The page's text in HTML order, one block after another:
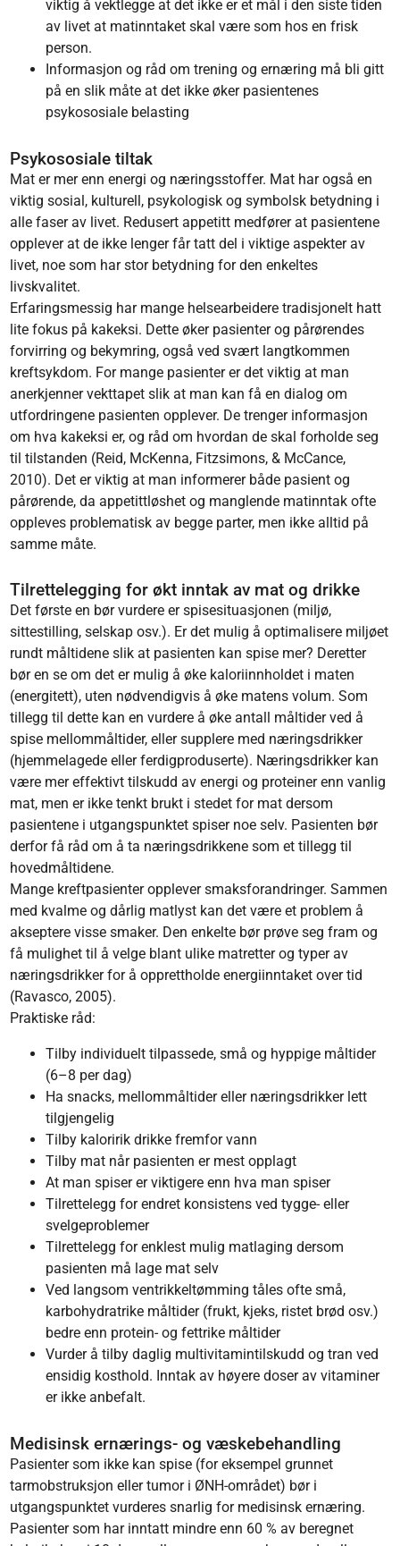
viktig å vektlegge at det ikke er et mål i den siste tiden
av livet at matinntaket skal være som hos en frisk
person.
Informasjon og råd om trening og ernæring må bli gitt
på en slik måte at det ikke øker pasientenes
psykososiale belasting
Psykososiale tiltak
Mat er mer enn energi og næringsstoffer. Mat har også en
viktig sosial, kulturell, psykologisk og symbolsk betydning i
alle faser av livet. Redusert appetitt medfører at pasientene
opplever at de ikke lenger får tatt del i viktige aspekter av
livet, noe som har stor betydning for den enkeltes
livskvalitet.
Erfaringsmessig har mange helsearbeidere tradisjonelt hatt
lite fokus på kakeksi. Dette øker pasienter og pårørendes
forvirring og bekymring, også ved svært langtkommen
kreftsykdom. For mange pasienter er det viktig at man
anerkjenner vekttapet slik at man kan få en dialog om
utfordringene pasienten opplever. De trenger informasjon
om hva kakeksi er, og råd om hvordan de skal forholde seg
til tilstanden (Reid, McKenna, Fitzsimons, & McCance,
2010). Det er viktig at man informerer både pasient og
pårørende, da appetittløshet og manglende matinntak ofte
oppleves problematisk av begge parter, men ikke alltid på
samme måte.
Tilrettelegging for økt inntak av mat og drikke
Det første en bør vurdere er spisesituasjonen (miljø,
sittestilling, selskap osv.). Er det mulig å optimalisere miljøet
rundt måltidene slik at pasienten kan spise mer? Deretter
bør en se om det er mulig å øke kaloriinnholdet i maten
(energitett), uten nødvendigvis å øke matens volum. Som
tillegg til dette kan en vurdere å øke antall måltider ved å
spise mellommåltider, eller supplere med næringsdrikker
(hjemmelagede eller ferdigproduserte). Næringsdrikker kan
være mer effektivt tilskudd av energi og proteiner enn vanlig
mat, men er ikke tenkt brukt i stedet for mat dersom
pasientene i utgangspunktet spiser noe selv. Pasienten bør
derfor få råd om å ta næringsdrikkene som et tillegg til
hovedmåltidene.
Mange kreftpasienter opplever smaksforandringer. Sammen
med kvalme og dårlig matlyst kan det være et problem å
akseptere visse smaker. Den enkelte bør prøve seg fram og
få mulighet til å velge blant ulike matretter og typer av
næringsdrikker for å opprettholde energiinntaket over tid
(Ravasco, 2005).
Praktiske råd:
Tilby individuelt tilpassede, små og hyppige måltider
(6–8 per dag)
Ha snacks, mellommåltider eller næringsdrikker lett
tilgjengelig
Tilby kaloririk drikke fremfor vann
Tilby mat når pasienten er mest opplagt
At man spiser er viktigere enn hva man spiser
Tilrettelegg for endret konsistens ved tygge- eller
svelgeproblemer
Tilrettelegg for enklest mulig matlaging dersom
pasienten må lage mat selv
Ved langsom ventrikkeltømming tåles ofte små,
karbohydratrike måltider (frukt, kjeks, ristet brød osv.)
bedre enn protein- og fettrike måltider
Vurder å tilby daglig multivitamintilskudd og tran ved
ensidig kosthold. Inntak av høyere doser av vitaminer
er ikke anbefalt.
Medisinsk ernærings- og væskebehandling
Pasienter som ikke kan spise (for eksempel grunnet
tarmobstruksjon eller tumor i ØNH-området) bør i
utgangspunktet vurderes snarlig for medisinsk ernæring.
Pasienter som har inntatt mindre enn 60 % av beregnet